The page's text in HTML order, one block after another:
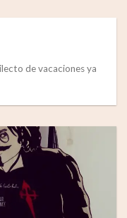
de vacaciones ya